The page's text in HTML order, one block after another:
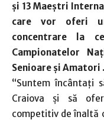
și 13 Maeștri
care vor oferi
concentrare la
Campionatelor
Senioare și Amatori .
“Suntem încântați
Craiova și să
competitiv de înaltă